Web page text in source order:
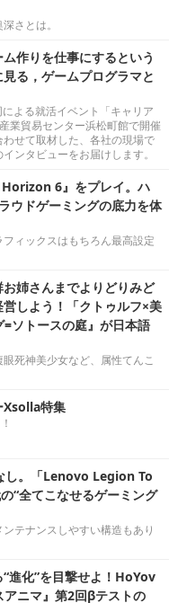
さとは。
作りを仕事にするという
る，ゲームプログラマと
よる就活イベント「キャリア
業貿易センター浜松町館で開催
せて取材した、各社の現場で
ンタビューをお届けします。
6』をプレイ。ハ
ウドゲーミングの底力を体
ィックスはもちろん最高設定
姉さんまでよりどりみど
しよう！「クトゥルフ×美
ソトースの庭』が日本語
死神美少女など、属性てんこ
Xsolla特集
し。「Lenovo Legion To
“全てこなせるゲーミング
テナンスしやすい構造もあり
進化”を目撃せよ！HoYov
ニマ』第2回βテストの